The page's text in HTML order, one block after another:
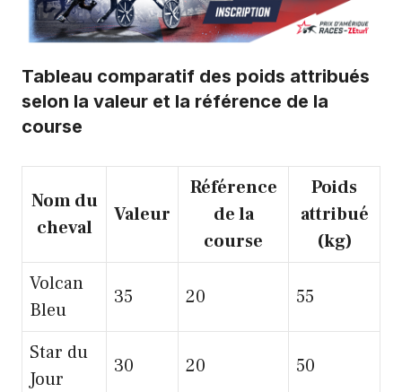
Tableau comparatif des poids attribués
selon la valeur et la référence de la
course
Nom du
cheval
Valeur
Référence
de la
course
Poids
attribué
(kg)
Volcan
Bleu
35 20 55
Star du
Jour
30 20 50